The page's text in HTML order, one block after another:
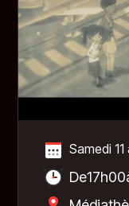
et Poupelle, un
étoiles pour
Samedi
De17h00